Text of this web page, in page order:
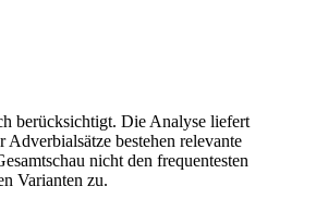
berücksichtigt. Die Analyse liefert
bestehen relevante
nicht den frequentesten
Varianten zu.